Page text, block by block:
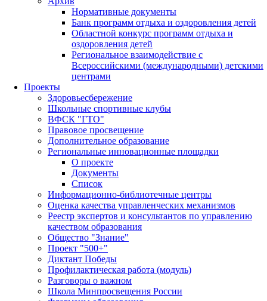
Нормативные документы
Банк программ отдыха и оздоровления детей
Областной конкурс программ отдыха и
оздоровления детей
Региональное взаимодействие с
Всероссийскими (международными) детскими
центрами
Проекты
Здоровьесбережение
Школьные спортивные клубы
ВФСК "ГТО"
Правовое просвещение
Дополнительное образование
Региональные инновационные площадки
О проекте
Документы
Список
Информационно-библиотечные центры
Оценка качества управленческих механизмов
Реестр экспертов и консультантов по управлению
качеством образования
Общество "Знание"
Проект "500+"
Диктант Победы
Профилактическая работа (модуль)
Разговоры о важном
Школа Минпросвещения России